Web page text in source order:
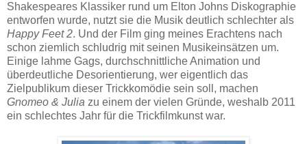
Shakespeares Klassiker rund um Elton Johns Diskographie
entworfen wurde, nutzt sie die Musik deutlich schlechter als
Happy Feet 2. Und der Film ging meines Erachtens nach
schon ziemlich schludrig mit seinen Musikeinsätzen um.
Einige lahme Gags, durchschnittliche Animation und
überdeutliche Desorientierung, wer eigentlich das
Zielpublikum dieser Trickkomödie sein soll, machen
Gnomeo & Julia zu einem der vielen Gründe, weshalb 2011
ein schlechtes Jahr für die Trickfilmkunst war.